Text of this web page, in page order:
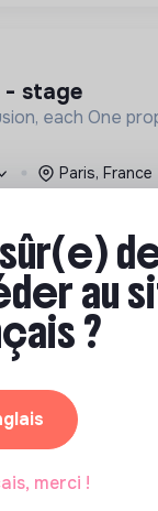
- stage
each One
Paris, France
ou alternance
à la neutralité carbone par le
1 labels et
au
?
merci !